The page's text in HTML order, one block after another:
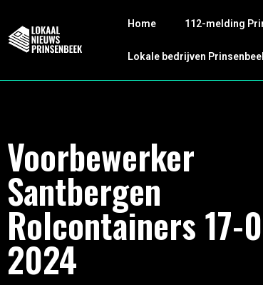
Home 112-melding
Lokale bedrijven
Voorbewerker
Santbergen
Rolcontainers 17-
2024